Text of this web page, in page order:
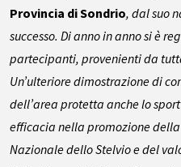
Provincia di Sondrio, dal suo
successo. Di anno in anno si è
partecipanti, provenienti da
Un’ulteriore dimostrazione di
dell’area protetta anche lo
efficacia nella promozione
Nazionale dello Stelvio e del